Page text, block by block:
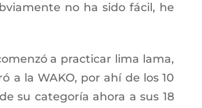
no ha sido fácil, he
a practicar lima lama,
a la WAKO, por ahí de los 10
su categoría ahora a sus 18